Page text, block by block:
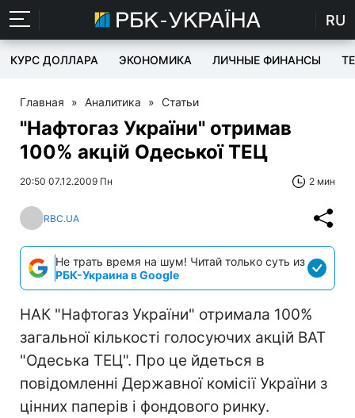
RU
КУРС ДОЛЛАРА ЭКОНОМИКА ЛИЧНЫЕ ФИНАНСЫ
Главная » Аналитика » Статьи
"Нафтогаз України" отримав
100% акцій Одеської ТЕЦ
20:50 07.12.2009 Пн 2 мин
RBC.UA
Не трать время на шум! Читай только суть из
РБК-Украина в Google
НАК "Нафтогаз України" отримала 100%
загальної кількості голосуючих акцій ВАТ
"Одеська ТЕЦ". Про це йдеться в
повідомленні Державної комісії України з
цінних паперів і фондового ринку.